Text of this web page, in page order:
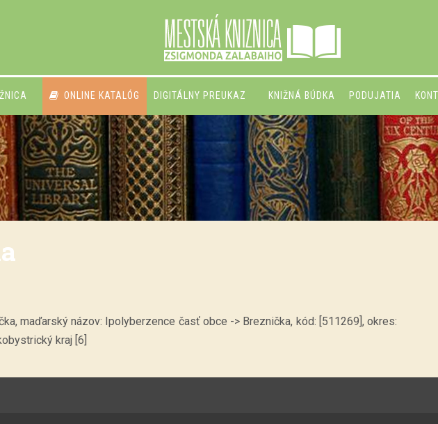
ONLINE KATALÓG DIGITÁLNY PREUKAZ KNIŽNÁ BÚDKA PODUJATIA
maďarský názov: Ipolyberzence časť obce -> Breznička, kód: [511269], okres:
kraj [6]